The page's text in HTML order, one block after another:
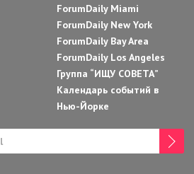
ForumDaily Miami
ForumDaily New York
ForumDaily Bay Area
ForumDaily Los Angeles
Группа “ИЩУ СОВЕТА”
Календарь событий в
Нью-Йорке